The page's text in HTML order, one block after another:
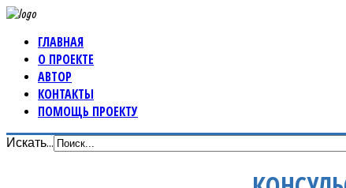
ГЛАВНАЯ
О ПРОЕКТЕ
АВТОР
КОНТАКТЫ
ПОМОЩЬ ПРОЕКТУ
Искать...